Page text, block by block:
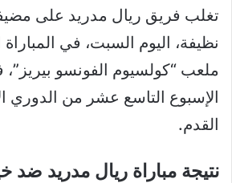
تغلب فريق ريال مدريد على مضيفه
نظيفة، اليوم السبت، في
ملعب “كولسيوم الفونسو
الإسبوع التاسع عشر من الدوري
القدم.
نتيجة مباراة ريال مدريد ضد